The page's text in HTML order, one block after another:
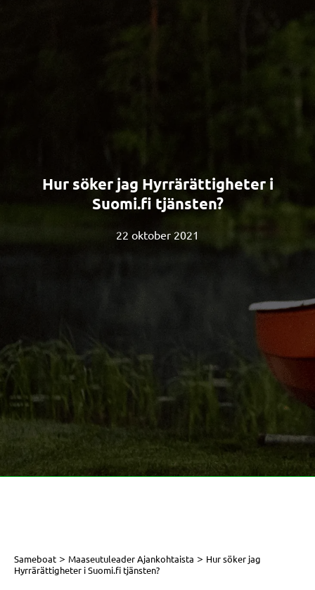
Hur söker jag Hyrrärättigheter i
Suomi.fi tjänsten?
22 oktober 2021
Sameboat > Maaseutuleader Ajankohtaista > Hur söker jag
Hyrrärättigheter i Suomi.fi tjänsten?